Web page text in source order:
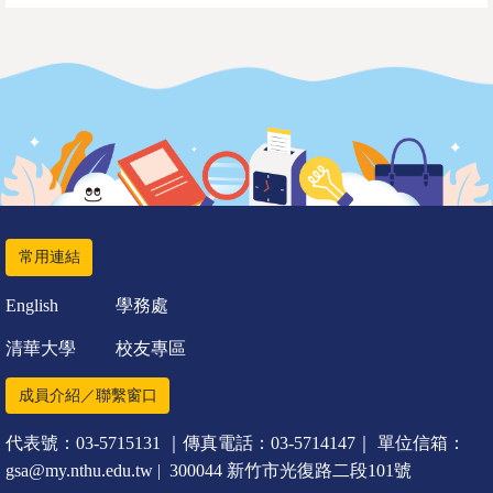
常用連結
English 學務處
清華大學 校友專區
成員介紹／聯繫窗口
代表號：03-5715131 ｜傳真電話：03-5714147｜ 單位信箱：
gsa@my.nthu.edu.tw | 300044 新竹市光復路二段101號